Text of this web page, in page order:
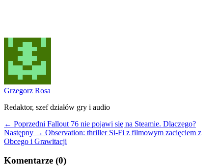
Grzegorz Rosa
Redaktor, szef działów gry i audio
← Poprzedni Fallout 76 nie pojawi się na Steamie. Dlaczego?
Następny → Observation: thriller Si-Fi z filmowym zacięciem z
Obcego i Grawitacji
Komentarze (0)